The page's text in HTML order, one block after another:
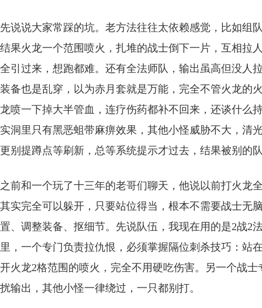
先说说大家常踩的坑。老方法往往太依赖感觉，比如组
结果火龙一个范围喷火，扎堆的战士倒下一片，互相拉
全引过来，想跑都难。还有全法师队，输出虽高但没人
装备也是乱穿，以为赤月套就是万能，完全不管火龙的
龙喷一下掉大半管血，连疗伤药都补不回来，还谈什么
实洞里只有黑恶蛆带麻痹效果，其他小怪威胁不大，清
更别提蹲点等刷新，总等系统提示才过去，结果被别的
之前和一个玩了十三年的老哥们聊天，他说以前打火
其实完全可以躲开，只要站位得当，根本不需要战士无
置、调整装备、抠细节。先说队伍，我现在用的是2战2
里，一个专门负责拉仇恨，必须掌握隔位刺杀技巧：站
开火龙2格范围的喷火，完全不用硬吃伤害。另一个战
扰输出，其他小怪一律绕过，一只都别打。